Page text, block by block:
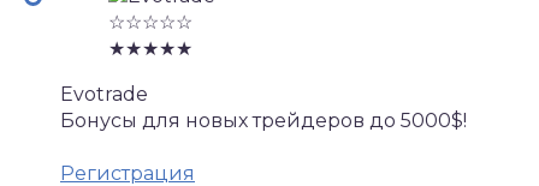
☆☆☆☆☆
★★★★★
Evotrade
Бонусы для новых трейдеров до 5000$!
Регистрация